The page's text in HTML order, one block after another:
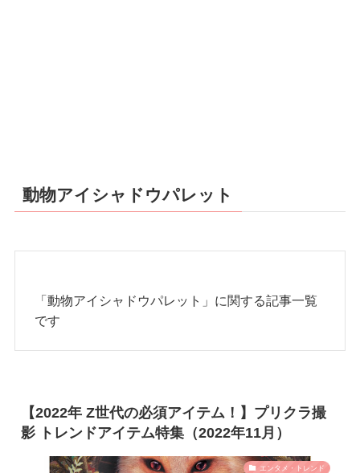
動物アイシャドウパレット
「動物アイシャドウパレット」に関する記事一覧
です
【2022年 Z世代の必須アイテム！】プリクラ撮
影 トレンドアイテム特集（2022年11月）
エンタメ・トレンド